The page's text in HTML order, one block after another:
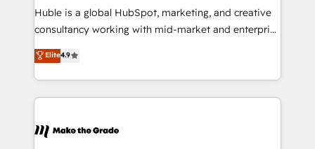
WooCommerce 💲 Stripe or Paypal 💰 Sage or
Netsuite 🤖 Google or Microsoft ✍️ DocuSign or
the rare Advanced "Custom Integrations"
Accreditation, securely sync data across... 🔄 any
new HubSpot portal with Advanced Website and
CRM Migrations using our in-house "HubScrub" Tool.
Huble is a global HubSpot, marketing, and creative
consultancy working with mid-market and enterprise
businesses. We go beyond implementation, shaping
the strategy, processes, and teams that turn
HubSpot into a genuine growth engine. Named
HubSpot's Global Partner of the Year in 2024,
worldwide, and with over 15 years in the ecosystem,
Elite4.9